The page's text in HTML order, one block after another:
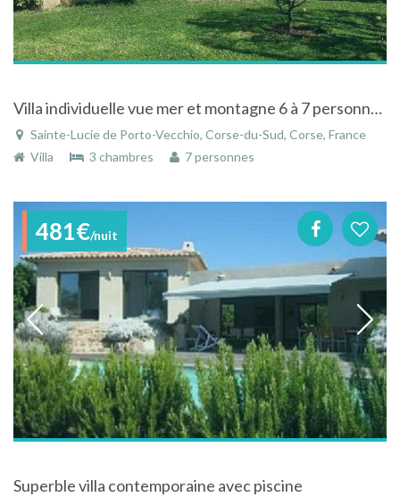
Villa individuelle vue mer et montagne 6 à 7 personnes 3 chambres à Sainte-Lucie de Porto-vecchio
Sainte-Lucie de Porto-Vecchio, Corse-du-Sud, Corse, France
Villa
3 chambres 7 personnes
481€/nuit
Superble villa contemporaine avec piscine